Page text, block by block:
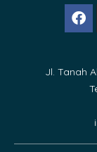
Jl. Tanah